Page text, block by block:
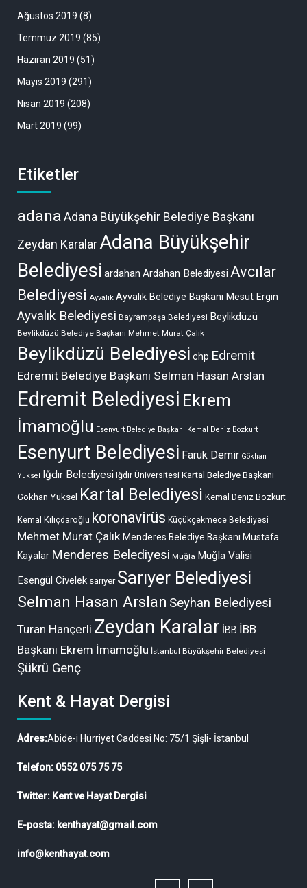
Ağustos 2019 (8)
Temmuz 2019 (85)
Haziran 2019 (51)
Mayıs 2019 (291)
Nisan 2019 (208)
Mart 2019 (99)
Etiketler
adanaAdana Büyükşehir Belediye Başkanı
Zeydan KaralarAdana Büyükşehir
Belediyesi ardahan Ardahan Belediyesi Avcılar
Belediyesi Ayvalık Ayvalık Belediye Başkanı Mesut Ergin
Ayvalık Belediyesi Bayrampaşa Belediyesi Beylikdüzü
Beylikdüzü Belediye Başkanı Mehmet Murat Çalık
Beylikdüzü Belediyesi chp Edremit
Edremit Belediye Başkanı Selman Hasan Arslan
Edremit Belediyesi Ekrem
İmamoğlu Esenyurt Belediye Başkanı Kemal Deniz Bozkurt
Esenyurt Belediyesi Faruk Demir Gökhan
Yüksel Iğdır Belediyesi Iğdır Üniversitesi Kartal Belediye Başkanı
Gökhan Yüksel Kartal Belediyesi Kemal Deniz Bozkurt
Kemal Kılıçdaroğlu koronavirüs Küçükçekmece Belediyesi
Mehmet Murat Çalık Menderes Belediye Başkanı Mustafa
Kayalar Menderes Belediyesi Muğla Muğla Valisi
Esengül Civelek sarıyer Sarıyer Belediyesi
Selman Hasan Arslan Seyhan Belediyesi
Turan Hançerli Zeydan Karalar İBB İBB
Başkanı Ekrem İmamoğlu İstanbul Büyükşehir Belediyesi
Şükrü Genç
Kent & Hayat Dergisi
Adres:Abide-i Hürriyet Caddesi No: 75/1 Şişli- İstanbul
Telefon: 0552 075 75 75
Twitter: Kent ve Hayat Dergisi
E-posta: kenthayat@gmail.com
info@kenthayat.com